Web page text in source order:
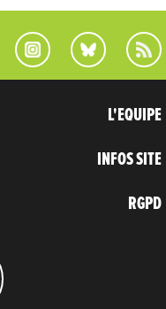
L'EQUIPE
INFOS SITE
RGPD